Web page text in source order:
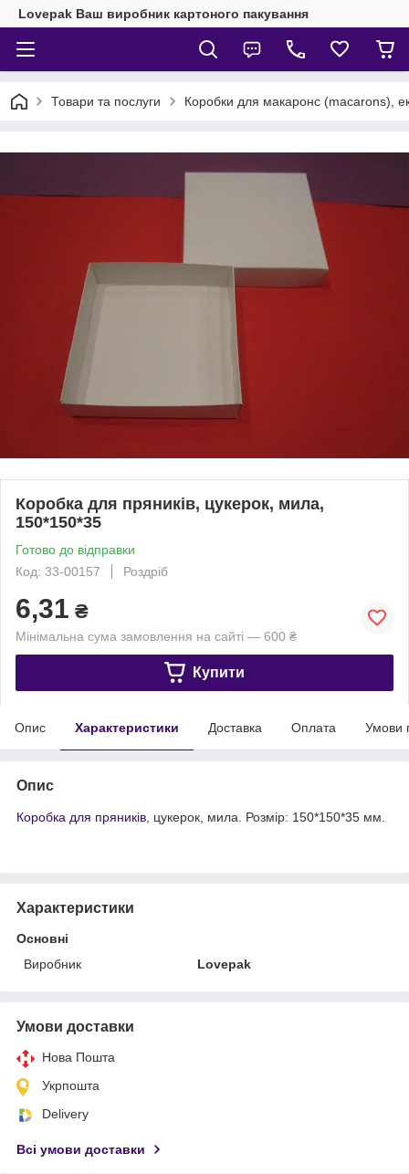
Lovepak Ваш виробник картоного пакування
Товари та послуги Коробки для макаронс (macarons),
Коробка для пряників, цукерок, мила,
150*150*35
Готово до відправки
Код: 33-00157
Роздріб
6,31 ₴
Мінімальна сума замовлення на сайті — 600 ₴
Купити
Опис Характеристики Доставка Оплата Умови
Опис
Коробка для пряників , цукерок, мила. Розмір: 150*150*35 мм.
Характеристики
Основні
Виробник
Lovepak
Умови доставки
Нова Пошта
Укрпошта
Delivery
Всі умови доставки